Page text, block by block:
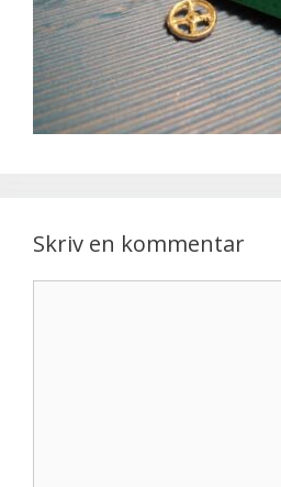
Skriv en kommentar